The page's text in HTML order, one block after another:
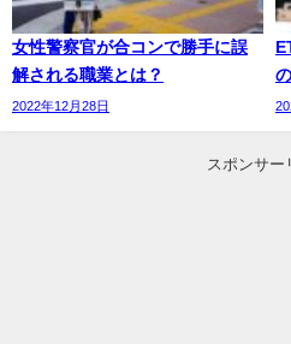
女性警察官が合コンで勝手に誤
解される職業とは？
2022年12月28日
スポンサー